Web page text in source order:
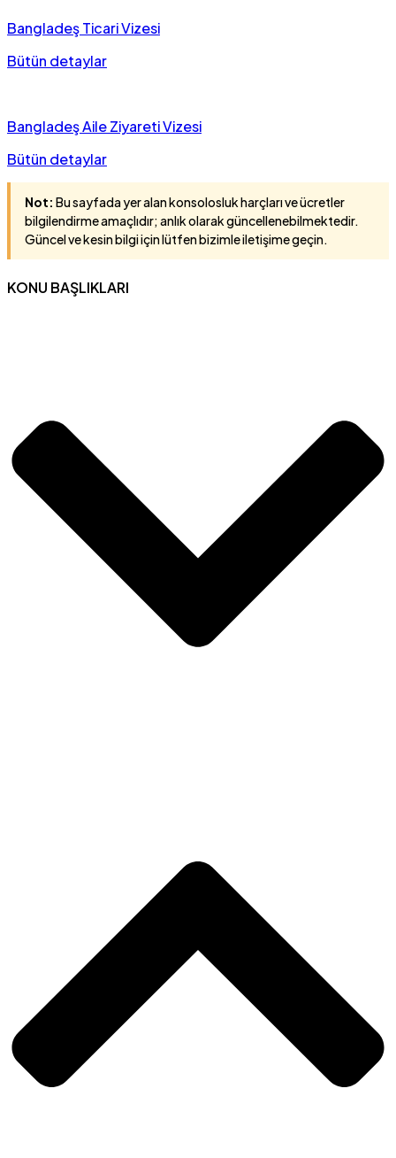
Bangladeş Ticari Vizesi
Bütün detaylar
Bangladeş Aile Ziyareti Vizesi
Bütün detaylar
Not: Bu sayfada yer alan konsolosluk harçları ve ücretler
bilgilendirme amaçlıdır; anlık olarak güncellenebilmektedir.
Güncel ve kesin bilgi için lütfen bizimle iletişime geçin.
KONU BAŞLIKLARI